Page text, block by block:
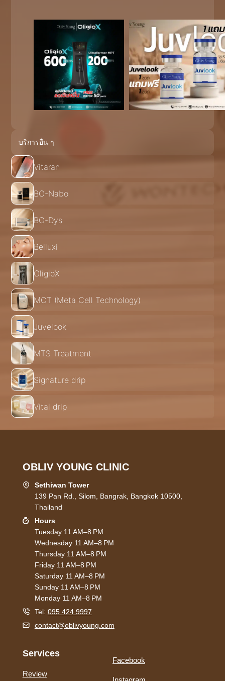
บริการอื่น ๆ
Vitaran
BO-Nabo
BO-Dys
Belluxi
OligioX
MCT (Meta Cell Technology)
Juvelook
MTS Treatment
Signature drip
Vital drip
OBLIV YOUNG CLINIC
Sethiwan Tower
139 Pan Rd., Silom, Bangrak, Bangkok 10500,
Thailand
Hours
Tuesday 11 AM–8 PM
Wednesday 11 AM–8 PM
Thursday 11 AM–8 PM
Friday 11 AM–8 PM
Saturday 11 AM–8 PM
Sunday 11 AM–8 PM
Monday 11 AM–8 PM
Tel: 095 424 9997
contact@oblivyoung.com
Services
Review
Facebook